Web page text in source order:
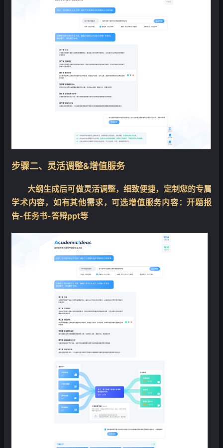
步骤二、灵活调整&增值服务
大纲生成后可做灵活调整，细致便捷，定制您的专属
学术内容，如有其他需求，可选增值服务内容：开题报
告-任务书-答辩ppt等